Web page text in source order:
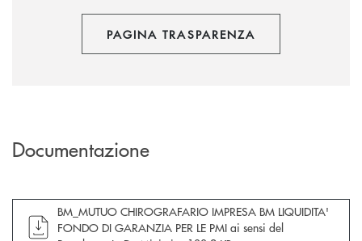
PAGINA TRASPARENZA
Documentazione
apre documento in una nuova finestra
BM_MUTUO CHIROGRAFARIO IMPRESA BM LIQUIDITA'
FONDO DI GARANZIA PER LE PMI ai sensi del